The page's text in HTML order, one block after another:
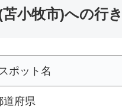
小牧市)への行
ポット名
道府県